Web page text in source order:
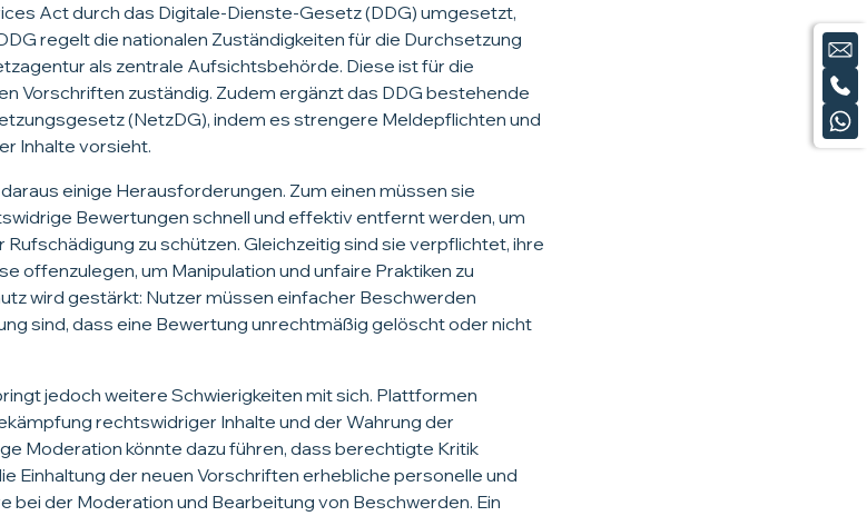
Act durch das Digitale-Dienste-Gesetz (DDG) umgesetzt,
regelt die nationalen Zuständigkeiten für die Durchsetzung
als zentrale Aufsichtsbehörde. Diese ist für die
Vorschriften zuständig. Zudem ergänzt das DDG bestehende
(NetzDG), indem es strengere Meldepflichten und
Inhalte vorsieht.
einige Herausforderungen. Zum einen müssen sie
Bewertungen schnell und effektiv entfernt werden, um
zu schützen. Gleichzeitig sind sie verpflichtet, ihre
offenzulegen, um Manipulation und unfaire Praktiken zu
wird gestärkt: Nutzer müssen einfacher Beschwerden
sind, dass eine Bewertung unrechtmäßig gelöscht oder nicht
jedoch weitere Schwierigkeiten mit sich. Plattformen
rechtswidriger Inhalte und der Wahrung der
Moderation könnte dazu führen, dass berechtigte Kritik
Einhaltung der neuen Vorschriften erhebliche personelle und
bei der Moderation und Bearbeitung von Beschwerden. Ein